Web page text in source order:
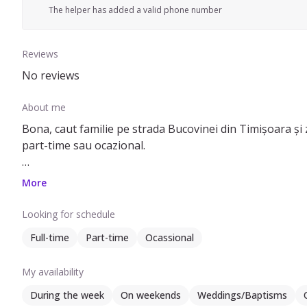
The helper has added a valid phone number
Reviews
No reviews
About me
Bona, caut familie pe strada Bucovinei din Timișoara
part-time sau ocazional.
Pot să ofer ajutor cu treburile casei, prepararea mâncării, curățenie ușoară, strâns după copil, îngrijire plante, dus-adus
făceau diferite activități atât cât permitea timpul
Mă pot ocupa de preșcolari între 4-6 ani, dar și de
More
Looking for schedule
Full-time
Part-time Ocassional
My availability
During the week
On weekends Weddings/Baptisms